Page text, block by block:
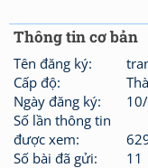
Thông tin cơ bản
Tên đăng ký:
Cấp độ:
Ngày đăng ký:
Số lần thông tin
được xem:
Số bài đã gửi:
11